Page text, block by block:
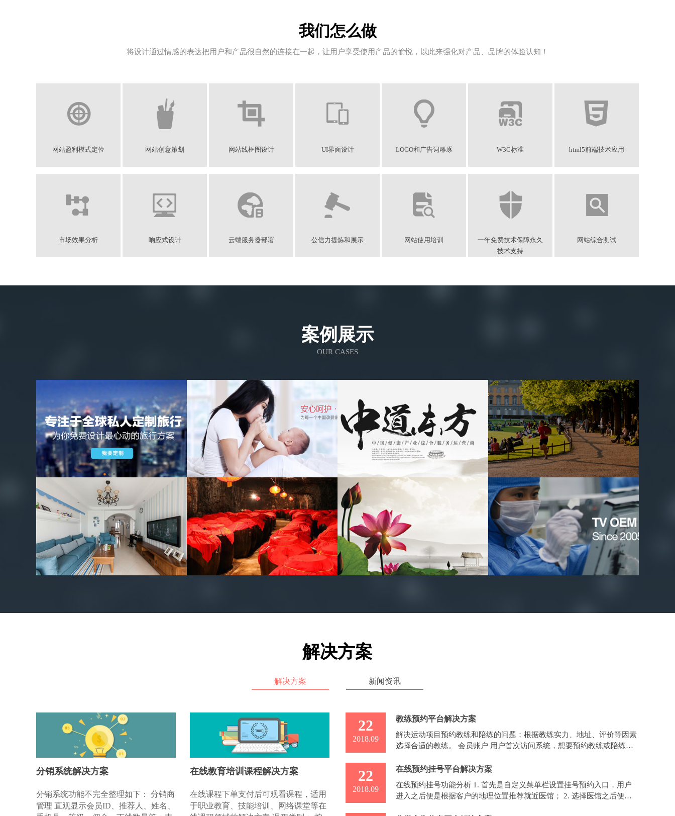
我们怎么做
将设计通过情感的表达把用户和产品很自然的连接在一起，让用户享受使用产品的愉悦，以此来强化对产品、品牌的体验认知！
网站盈利模式定位 网站创意策划 网站线框图设计 UI界面设计 LOGO和广告词雕琢 W3C标准 html5前端技术应用
市场效果分析 响应式设计 云端服务器部署 公信力提炼和展示 网站使用培训
一年免费技术保障永久
技术支持
网站综合测试
案例展示
OUR CASES
解决方案
解决方案 新闻资讯
分销系统解决方案
分销系统功能不完全整理如下： 分销商
管理 直观显示会员ID、推荐人、姓名、
在线教育培训课程解决方案
在线课程下单支付后可观看课程，适用
于职业教育、技能培训、网络课堂等在
22
2018.09
教练预约平台解决方案
解决运动项目预约教练和陪练的问题；根据教练实力、地址、评价等因素
选择合适的教练。 会员账户 用户首次访问系统，想要预约教练或陪练
22
2018.09
在线预约挂号平台解决方案
在线预约挂号功能分析 1. 首先是自定义菜单栏设置挂号预约入口，用户
进入之后便是根据客户的地理位置推荐就近医馆； 2. 选择医馆之后便是